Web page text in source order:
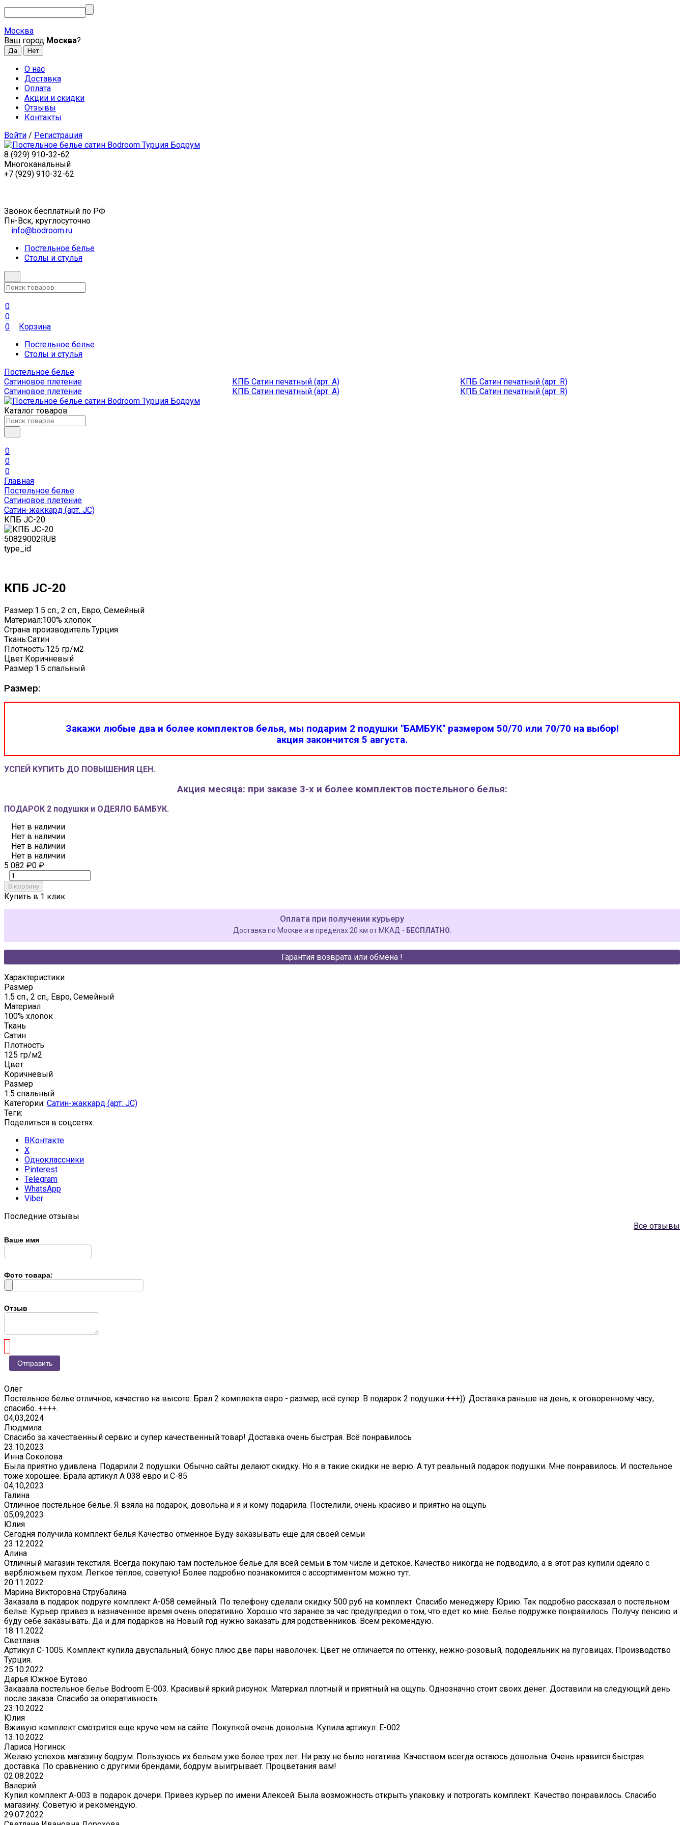
Москва
Ваш город Москва?
О нас
Доставка
Оплата
Акции и скидки
Отзывы
Контакты
Войти / Регистрация
8 (929) 910-32-62
Многоканальный
+7 (929) 910-32-62
Звонок бесплатный по РФ
Пн-Вск, круглосуточно
info@bodroom.ru
Постельное белье
Столы и стулья
0
0
0
Корзина
Постельное белье
Столы и стулья
Постельное белье
Сатиновое плетение
КПБ Сатин печатный (арт. A)
КПБ Сатин печатный (арт. R)
Сатиновое плетение
КПБ Сатин печатный (арт. A)
КПБ Сатин печатный (арт. R)
Каталог товаров
0
0
0
Главная
Постельное белье
Сатиновое плетение
Сатин-жаккард (арт. JC)
КПБ JC-20
50829002RUB
type_id
КПБ JC-20
Размер:1.5 сп., 2 сп., Евро, Семейный
Материал:100% хлопок
Страна производитель:Турция
Ткань:Сатин
Плотность:125 гр/м2
Цвет:Коричневый
Размер:1.5 спальный
Размер:
Закажи любые два и более комплектов белья, мы подарим 2 подушки "БАМБУК" размером 50/70 или 70/70 на выбор!
акция закончится 5 августа.
УСПЕЙ КУПИТЬ ДО ПОВЫШЕНИЯ ЦЕН.
Акция месяца: при заказе 3-х и более комплектов постельного белья:
ПОДАРОК 2 подушки и ОДЕЯЛО БАМБУК.
Нет в наличии
Нет в наличии
Нет в наличии
Нет в наличии
5 082 ₽0 ₽
В корзину
Купить в 1 клик
Оплата при получении курьеру
Доставка по Москве и в пределах 20 км от МКАД - БЕСПЛАТНО.
Гарантия возврата или обмена !
Характеристики
Размер
1.5 сп., 2 сп., Евро, Семейный
Материал
100% хлопок
Ткань
Сатин
Плотность
125 гр/м2
Цвет
Коричневый
Размер
1.5 спальный
Категории: Сатин-жаккард (арт. JC)
Теги:
Поделиться в соцсетях:
ВКонтакте
X
Одноклассники
Pinterest
Telegram
WhatsApp
Viber
Последние отзывы
Все отзывы
Ваше имя
Фото товара:
Отзыв
Олег
Постельное белье отличное, качество на высоте. Брал 2 комплекта евро - размер, всё супер. В подарок 2 подушки +++)). Доставка раньше на день, к оговоренному часу,
спасибо. ++++.
04,03,2024
Людмила
Спасибо за качественный сервис и супер качественный товар! Доставка очень быстрая. Всё понравилось
23.10,2023
Инна Соколова
Была приятно удивлена. Подарили 2 подушки. Обычно сайты делают скидку. Но я в такие скидки не верю. А тут реальный подарок подушки. Мне понравилось. И постельное
тоже хорошее. Брала артикул А 038 евро и С-85
04,10,2023
Галина
Отличное постельное бельё. Я взяла на подарок, довольна и я и кому подарила. Постелили, очень красиво и приятно на ощупь
05,09,2023
Юлия
Сегодня получила комплект белья Качество отменное Буду заказывать еще для своей семьи
23.12.2022
Алина
Отличный магазин текстиля. Всегда покупаю там постельное белье для всей семьи в том числе и детское. Качество никогда не подводило, а в этот раз купили одеяло с
верблюжьем пухом. Легкое тёплое, советую! Более подробно познакомится с ассортиментом можно тут.
20.11.2022
Марина Викторовна Струбалина
Заказала в подарок подруге комплект А-058 семейный. По телефону сделали скидку 500 руб на комплект. Спасибо менеджеру Юрию. Так подробно рассказал о постельном
белье. Курьер привез в назначенное время очень оперативно. Хорошо что заранее за час предупредил о том, что едет ко мне. Белье подружке понравилось. Получу пенсию и
буду себе заказывать. Да и для подарков на Новый год нужно заказать для родственников. Всем рекомендую.
18.11.2022
Светлана
Артикул С-1005. Комплект купила двуспальный, бонус плюс две пары наволочек. Цвет не отличается по оттенку, нежно-розовый, пододеяльник на пуговицах. Производство
Турция.
25.10.2022
Дарья Южное Бутово
Заказала постельное белье Bodroom E-003. Красивый яркий рисунок. Материал плотный и приятный на ощупь. Однозначно стоит своих денег. Доставили на следующий день
после заказа. Спасибо за оперативность.
23.10.2022
Юлия
Вживую комплект смотрится еще круче чем на сайте. Покупкой очень довольна. Купила артикул: E-002
13.10.2022
Лариса Ногинск
Желаю успехов магазину бодрум. Пользуюсь их бельем уже более трех лет. Ни разу не было негатива. Качеством всегда остаюсь довольна. Очень нравится быстрая
доставка. По сравнению с другими брендами, бодрум выигрывает. Процветания вам!
02.08.2022
Валерий
Купил комплект A-003 в подарок дочери. Привез курьер по имени Алексей. Была возможность открыть упаковку и потрогать комплект. Качество понравилось. Спасибо
магазину. Советую и рекомендую.
29.07.2022